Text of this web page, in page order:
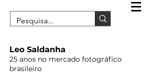
Leo Saldanha
25 anos no mercado fotográfico
brasileiro